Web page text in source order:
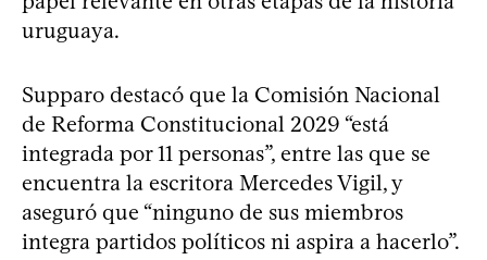
uruguaya.
Supparo destacó que la Comisión Nacional
de Reforma Constitucional 2029 “está
integrada por 11 personas”, entre las que se
encuentra la escritora Mercedes Vigil, y
aseguró que “ninguno de sus miembros
integra partidos políticos ni aspira a hacerlo”.